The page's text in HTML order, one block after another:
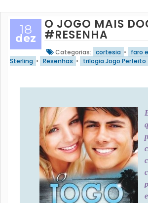
18
dez
O JOGO MAIS
#RESENHA
Categorias: cortesia • faro
Sterling • Resenhas • trilogia Jogo Perfeito